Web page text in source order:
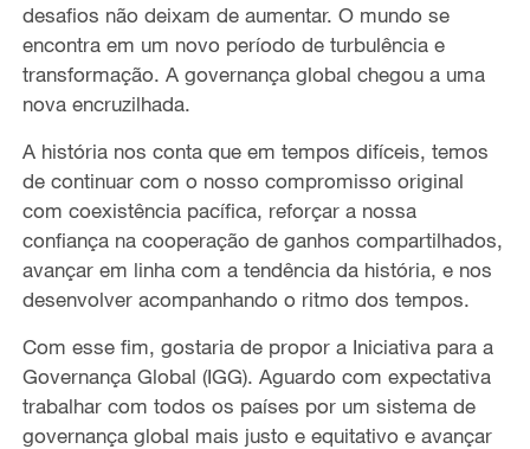
desafios não deixam de aumentar. O mundo se
encontra em um novo período de turbulência e
transformação. A governança global chegou a uma
nova encruzilhada.
A história nos conta que em tempos difíceis, temos
de continuar com o nosso compromisso original
com coexistência pacífica, reforçar a nossa
confiança na cooperação de ganhos compartilhados,
avançar em linha com a tendência da história, e nos
desenvolver acompanhando o ritmo dos tempos.
Com esse fim, gostaria de propor a Iniciativa para a
Governança Global (IGG). Aguardo com expectativa
trabalhar com todos os países por um sistema de
governança global mais justo e equitativo e avançar